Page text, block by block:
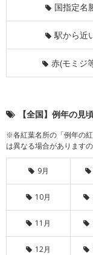
国指定名
駅から近
赤(モミジ
【全国】例年の見
※各紅葉名所の「例年の
は異なる場合があります
9月
10月
11月
12月